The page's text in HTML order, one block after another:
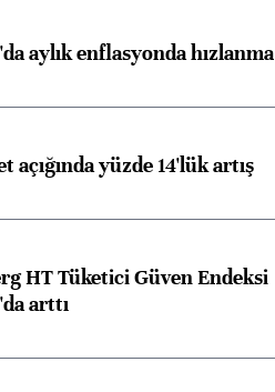
aylık enflasyonda hızlanma
açığında yüzde 14'lük artış
HT Tüketici Güven Endeksi
arttı